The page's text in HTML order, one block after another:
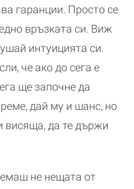
гаранции. Просто се
връзката си. Виж
интуицията си.
че ако до сега е
ще започне да
дай му и шанс, но
висяща, да те държи
не нещата от